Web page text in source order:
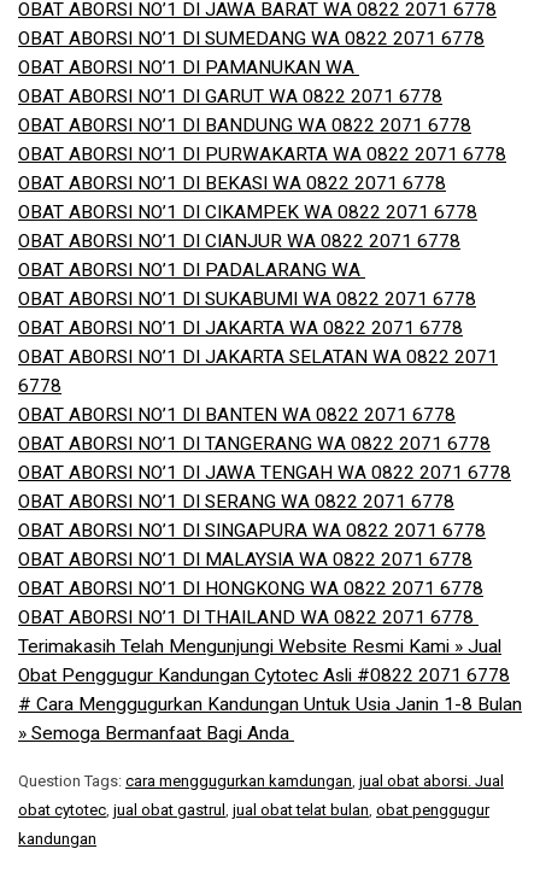
OBAT ABORSI NO’1 DI JAWA BARAT WA 0822 2071 6778
OBAT ABORSI NO’1 DI SUMEDANG WA 0822 2071 6778
OBAT ABORSI NO’1 DI PAMANUKAN WA
OBAT ABORSI NO’1 DI GARUT WA 0822 2071 6778
OBAT ABORSI NO’1 DI BANDUNG WA 0822 2071 6778
OBAT ABORSI NO’1 DI PURWAKARTA WA 0822 2071 6778
OBAT ABORSI NO’1 DI BEKASI WA 0822 2071 6778
OBAT ABORSI NO’1 DI CIKAMPEK WA 0822 2071 6778
OBAT ABORSI NO’1 DI CIANJUR WA 0822 2071 6778
OBAT ABORSI NO’1 DI PADALARANG WA
OBAT ABORSI NO’1 DI SUKABUMI WA 0822 2071 6778
OBAT ABORSI NO’1 DI JAKARTA WA 0822 2071 6778
OBAT ABORSI NO’1 DI JAKARTA SELATAN WA 0822 2071
6778
OBAT ABORSI NO’1 DI BANTEN WA 0822 2071 6778
OBAT ABORSI NO’1 DI TANGERANG WA 0822 2071 6778
OBAT ABORSI NO’1 DI JAWA TENGAH WA 0822 2071 6778
OBAT ABORSI NO’1 DI SERANG WA 0822 2071 6778
OBAT ABORSI NO’1 DI SINGAPURA WA 0822 2071 6778
OBAT ABORSI NO’1 DI MALAYSIA WA 0822 2071 6778
OBAT ABORSI NO’1 DI HONGKONG WA 0822 2071 6778
OBAT ABORSI NO’1 DI THAILAND WA 0822 2071 6778 ​
Terimakasih Telah Mengunjungi Website Resmi Kami » Jual
Obat Penggugur Kandungan Cytotec Asli #0822 2071 6778
# Cara Menggugurkan Kandungan Untuk Usia Janin 1-8 Bulan
» Semoga Bermanfaat Bagi Anda
Question Tags: cara menggugurkan kamdungan, jual obat aborsi. Jual
obat cytotec, jual obat gastrul , jual obat telat bulan, obat penggugur
kandungan